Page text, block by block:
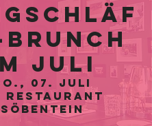
Juli
07. Juli
Restaurant
Söbentein